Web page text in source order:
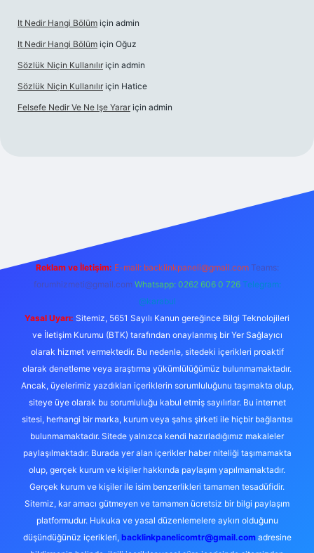
It Nedir Hangi Bölüm için admin
It Nedir Hangi Bölüm için Oğuz
Sözlük Niçin Kullanılır için admin
Sözlük Niçin Kullanılır için Hatice
Felsefe Nedir Ve Ne Işe Yarar için admin
Reklam ve İletişim: E-mail: backlinkpaneli@gmail.com Teams:
forumhizmeti@gmail.com Whatsapp: 0262 606 0 726 Telegram:
@karabul
Yasal Uyarı: Sitemiz, 5651 Sayılı Kanun gereğince Bilgi Teknolojileri
ve İletişim Kurumu (BTK) tarafından onaylanmış bir Yer Sağlayıcı
olarak hizmet vermektedir. Bu nedenle, sitedeki içerikleri proaktif
olarak denetleme veya araştırma yükümlülüğümüz bulunmamaktadır.
Ancak, üyelerimiz yazdıkları içeriklerin sorumluluğunu taşımakta olup,
siteye üye olarak bu sorumluluğu kabul etmiş sayılırlar. Bu internet
sitesi, herhangi bir marka, kurum veya şahıs şirketi ile hiçbir bağlantısı
bulunmamaktadır. Sitede yalnızca kendi hazırladığımız makaleler
paylaşılmaktadır. Burada yer alan içerikler haber niteliği taşımamakta
olup, gerçek kurum ve kişiler hakkında paylaşım yapılmamaktadır.
Gerçek kurum ve kişiler ile isim benzerlikleri tamamen tesadüfidir.
Sitemiz, kar amacı gütmeyen ve tamamen ücretsiz bir bilgi paylaşım
platformudur. Hukuka ve yasal düzenlemelere aykırı olduğunu
düşündüğünüz içerikleri, backlinkpanelicomtr@gmail.comadresine